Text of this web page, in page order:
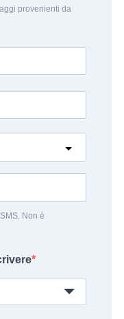
provenienti da
Non è